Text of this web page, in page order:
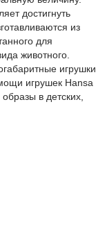
достигнуть
из
для
животного.
игрушки
игрушек Hansa
в детских,